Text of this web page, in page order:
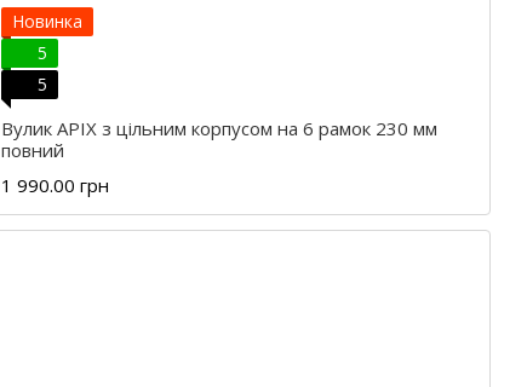
Новинка
5
5
Вулик APIX з цільним корпусом на 6 рамок 230 мм
повний
1 990.00 грн